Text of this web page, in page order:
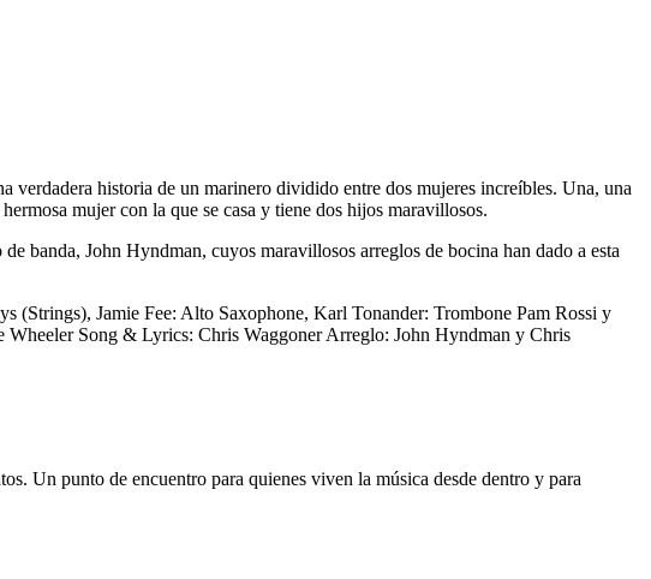
historia de un marinero dividido entre dos mujeres increíbles. Una, una
mujer con la que se casa y tiene dos hijos maravillosos.
banda, John Hyndman, cuyos maravillosos arreglos de bocina han dado a esta
Jamie Fee: Alto Saxophone, Karl Tonander: Trombone Pam Rossi y
Song & Lyrics: Chris Waggoner Arreglo: John Hyndman y Chris
Un punto de encuentro para quienes viven la música desde dentro y para